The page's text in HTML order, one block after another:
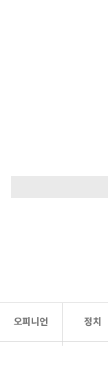
오피니언 정치